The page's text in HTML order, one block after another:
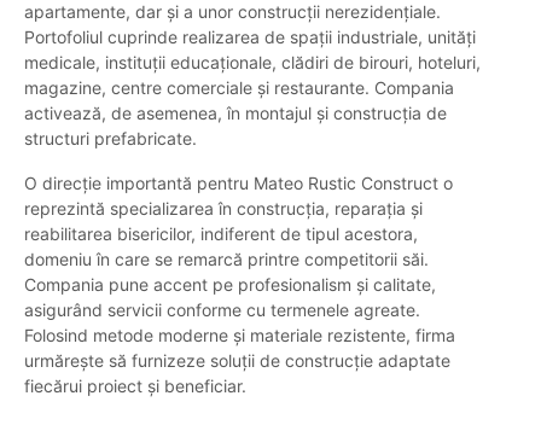
apartamente, dar și a unor construcții nerezidențiale.
Portofoliul cuprinde realizarea de spații industriale, unități
medicale, instituții educaționale, clădiri de birouri, hoteluri,
magazine, centre comerciale și restaurante. Compania
activează, de asemenea, în montajul și construcția de
structuri prefabricate.
O direcție importantă pentru Mateo Rustic Construct o
reprezintă specializarea în construcția, reparația și
reabilitarea bisericilor, indiferent de tipul acestora,
domeniu în care se remarcă printre competitorii săi.
Compania pune accent pe profesionalism și calitate,
asigurând servicii conforme cu termenele agreate.
Folosind metode moderne și materiale rezistente, firma
urmărește să furnizeze soluții de construcție adaptate
fiecărui proiect și beneficiar.